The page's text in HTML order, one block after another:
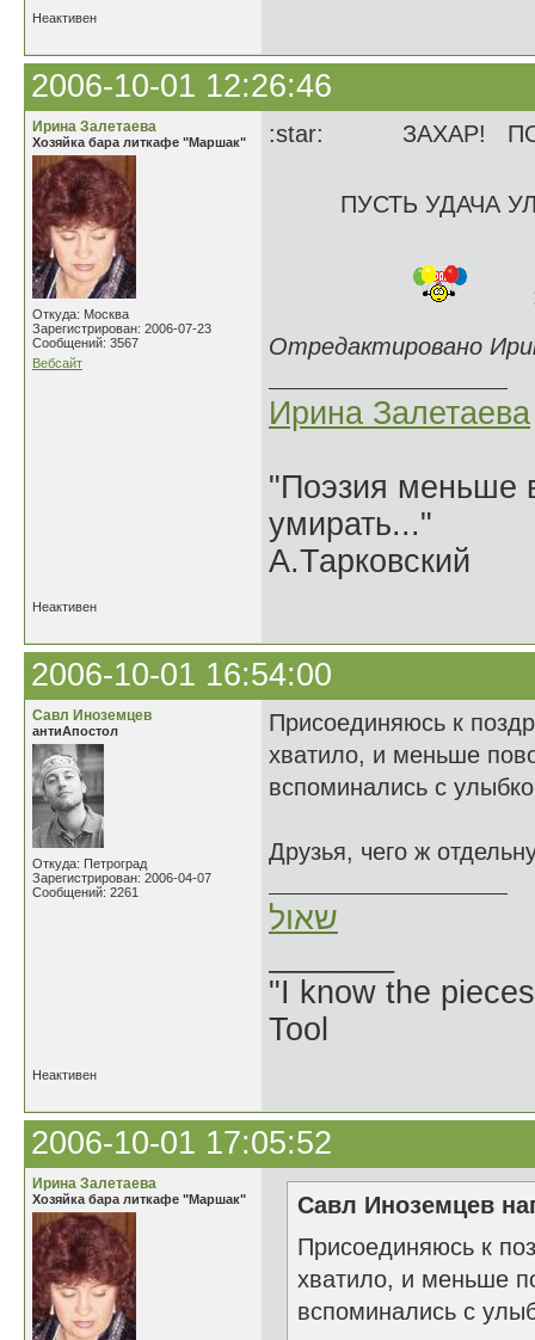
Неактивен
2006-10-01 12:26:46
Ирина Залетаева
Хозяйка бара литкафе "Маршак"
Откуда: Москва
Зарегистрирован: 2006-07-23
Сообщений: 3567
Вебсайт
:star: ЗАХАР!
ПУСТЬ УДАЧА
Отредактировано
Ирина Залетаева
"Поэзия меньше
умирать..."
А.Тарковский
Неактивен
2006-10-01 16:54:00
Савл Иноземцев
антиАпостол
Откуда: Петроград
Зарегистрирован: 2006-04-07
Сообщений: 2261
Присоединяюсь к
хватило, и меньше
вспоминались с
Друзья, чего ж
שאול
"I know the
Tool
Неактивен
2006-10-01 17:05:52
Ирина Залетаева
Хозяйка бара литкафе "Маршак"
Савл Иноземцев
Присоединяюсь к
хватило, и меньше
вспоминались с